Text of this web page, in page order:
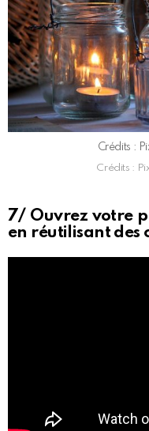
Crédits :
Crédits :
7/ Ouvrez votre
en réutilisant des